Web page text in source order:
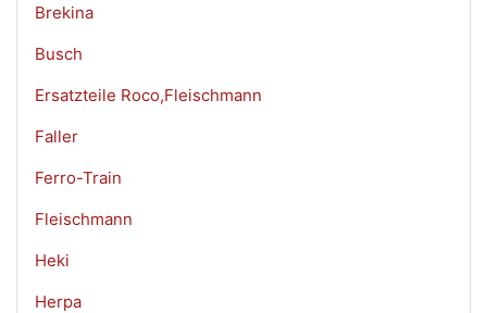
Brekina
Busch
Ersatzteile Roco,Fleischmann
Faller
Ferro-Train
Fleischmann
Heki
Herpa